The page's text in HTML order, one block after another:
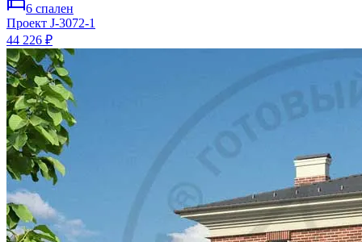
6 спален
Проект J-3072-1
44 226 ₽